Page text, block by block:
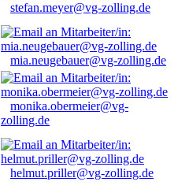
stefan.meyer@vg-zolling.de
mia.neugebauer@vg-zolling.de
monika.obermeier@vg-
zolling.de
helmut.priller@vg-zolling.de